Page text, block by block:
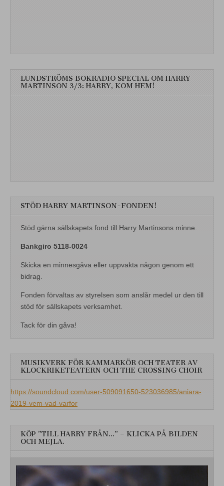
LUNDSTRÖMS BOKRADIO SPECIAL OM HARRY
MARTINSON 3/3: HARRY, KOM HEM!
STÖD HARRY MARTINSON-FONDEN!
Stöd gärna sällskapets fond till Harry Martinsons minne.
Bankgiro 5118-0024
Skicka en minnesgåva eller uppvakta någon genom ett
bidrag.
Fonden förvaltas av styrelsen som anslår medel ur den till
stöd för sällskapets verksamhet.
Tack för din gåva!
MUSIKVERK FÖR KAMMARKÖR OCH TEATER AV
KLOCKRIKETEATERN OCH THE CROSSING CHOIR
https://soundcloud.com/user-509091650-523036985/aniara-
2019-vem-vad-varfor
KÖP ”TILL HARRY FRÅN…” – KLICKA PÅ BILDEN
OCH MEJLA.